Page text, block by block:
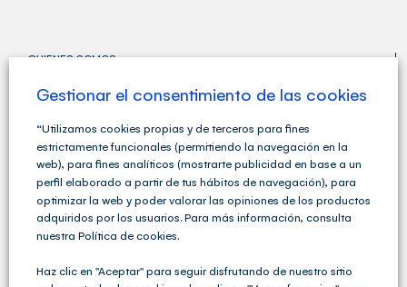
QUIENES SOMOS
Gestionar el consentimiento de las cookies
“Utilizamos cookies propias y de terceros para fines
estrictamente funcionales (permitiendo la navegación en la
web), para fines analíticos (mostrarte publicidad en base a un
perfil elaborado a partir de tus hábitos de navegación), para
optimizar la web y poder valorar las opiniones de los productos
adquiridos por los usuarios. Para más información, consulta
nuestra Política de cookies.
Haz clic en "Aceptar" para seguir disfrutando de nuestro sitio